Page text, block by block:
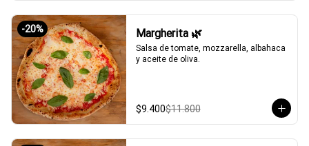
-20% Margherita 🌿
Salsa de tomate, mozzarella, albahaca
y aceite de oliva.
$9.400$11.800